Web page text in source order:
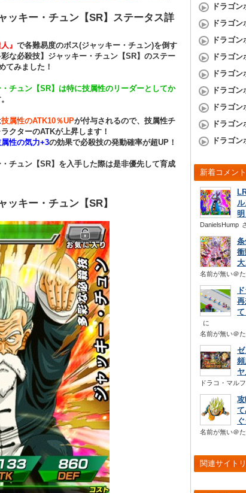
ッキー・チュン【SR】ステータス詳
』 で各難易度のボス(ジャッキー・チュン)を倒す
な必殺技】ジャッキー・チュン【SR】のステー
てみました！
・チュン【SR】は特に技属性のリーダーとしてか
技属性のATK10％UPが付与されるので、技属性チ
クターのATKが上昇します！
性の気力+3の効果で必殺技の発動確率が超UP！
・チュン【SR】を入手した際は是非優先して育成
ッキー・チュン【SR】
ドラゴ
ドラゴ
ドラゴ
ドラゴ
ドラゴ
ドラゴ
ドラゴ
ドラゴ
ドラゴ
新着コメント
明
DanielsHump
大
名前が無い＠
名前が無い＠
ドラコ・マル
名前が無い＠
関連サイト